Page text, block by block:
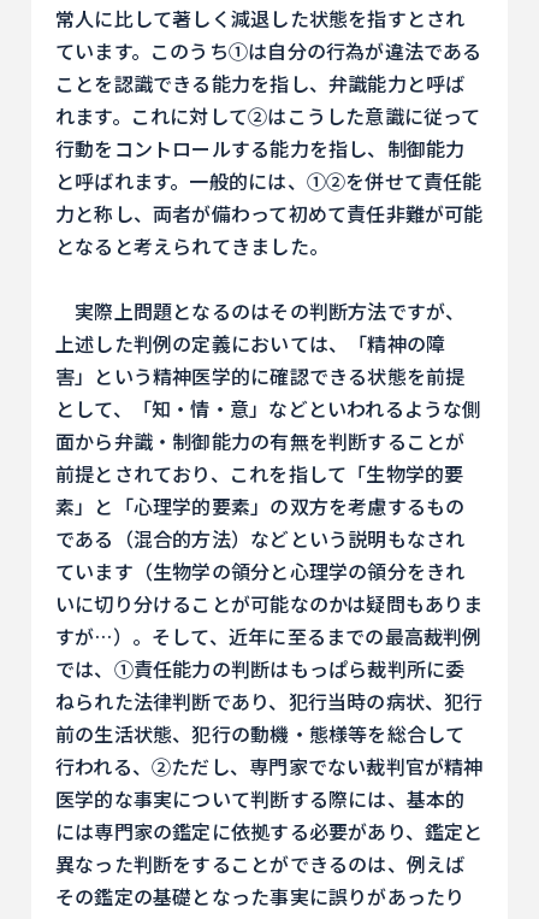
常人に比して著しく減退した状態を指すとされ
ています。このうち①は自分の行為が違法である
ことを認識できる能力を指し、弁識能力と呼ば
れます。これに対して②はこうした意識に従って
行動をコントロールする能力を指し、制御能力
と呼ばれます。一般的には、①②を併せて責任能
力と称し、両者が備わって初めて責任非難が可能
となると考えられてきました。
実際上問題となるのはその判断方法ですが、
上述した判例の定義においては、「精神の障
害」という精神医学的に確認できる状態を前提
として、「知・情・意」などといわれるような側
面から弁識・制御能力の有無を判断することが
前提とされており、これを指して「生物学的要
素」と「心理学的要素」の双方を考慮するもの
である（混合的方法）などという説明もなされ
ています（生物学の領分と心理学の領分をきれ
いに切り分けることが可能なのかは疑問もありま
すが…）。そして、近年に至るまでの最高裁判例
では、①責任能力の判断はもっぱら裁判所に委
ねられた法律判断であり、犯行当時の病状、犯行
前の生活状態、犯行の動機・態様等を総合して
行われる、②ただし、専門家でない裁判官が精神
医学的な事実について判断する際には、基本的
には専門家の鑑定に依拠する必要があり、鑑定と
異なった判断をすることができるのは、例えば
その鑑定の基礎となった事実に誤りがあったり